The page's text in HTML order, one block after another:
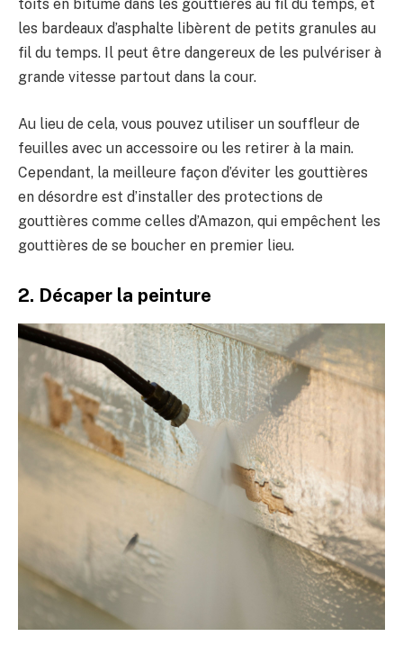
toits en bitume dans les gouttières au fil du temps, et
les bardeaux d’asphalte libèrent de petits granules au
fil du temps. Il peut être dangereux de les pulvériser à
grande vitesse partout dans la cour.
Au lieu de cela, vous pouvez utiliser un souffleur de
feuilles avec un accessoire ou les retirer à la main.
Cependant, la meilleure façon d’éviter les gouttières
en désordre est d’installer des protections de
gouttières comme celles d’Amazon, qui empêchent les
gouttières de se boucher en premier lieu.
2. Décaper la peinture